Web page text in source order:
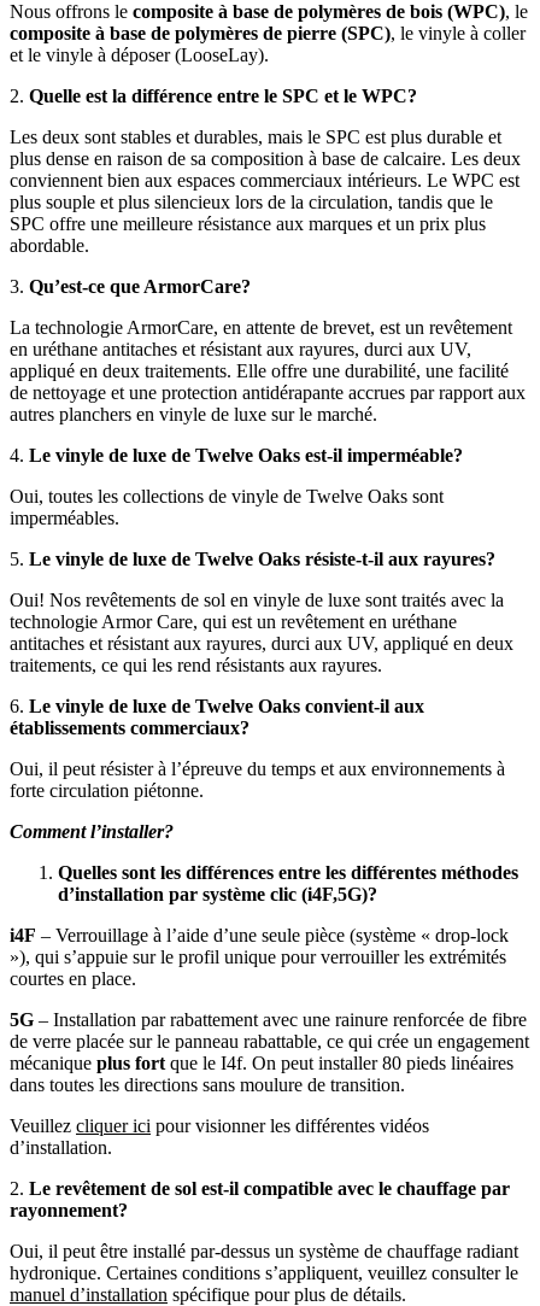
Nous offrons le composite à base de polymères de bois (WPC), le
composite à base de polymères de pierre (SPC), le vinyle à coller
et le vinyle à déposer (LooseLay).
2. Quelle est la différence entre le SPC et le WPC?
Les deux sont stables et durables, mais le SPC est plus durable et
plus dense en raison de sa composition à base de calcaire. Les deux
conviennent bien aux espaces commerciaux intérieurs. Le WPC est
plus souple et plus silencieux lors de la circulation, tandis que le
SPC offre une meilleure résistance aux marques et un prix plus
abordable.
3. Qu’est-ce que ArmorCare?
La technologie ArmorCare, en attente de brevet, est un revêtement
en uréthane antitaches et résistant aux rayures, durci aux UV,
appliqué en deux traitements. Elle offre une durabilité, une facilité
de nettoyage et une protection antidérapante accrues par rapport aux
autres planchers en vinyle de luxe sur le marché.
4. Le vinyle de luxe de Twelve Oaks est-il imperméable?
Oui, toutes les collections de vinyle de Twelve Oaks sont
imperméables.
5. Le vinyle de luxe de Twelve Oaks résiste-t-il aux rayures?
Oui! Nos revêtements de sol en vinyle de luxe sont traités avec la
technologie Armor Care, qui est un revêtement en uréthane
antitaches et résistant aux rayures, durci aux UV, appliqué en deux
traitements, ce qui les rend résistants aux rayures.
6. Le vinyle de luxe de Twelve Oaks convient-il aux
établissements commerciaux?
Oui, il peut résister à l’épreuve du temps et aux environnements à
forte circulation piétonne.
Comment l’installer?
Quelles sont les différences entre les différentes méthodes
d’installation par système clic (i4F,5G)?
i4F – Verrouillage à l’aide d’une seule pièce (système « drop-lock
»), qui s’appuie sur le profil unique pour verrouiller les extrémités
courtes en place.
5G – Installation par rabattement avec une rainure renforcée de fibre
de verre placée sur le panneau rabattable, ce qui crée un engagement
mécanique plus fort que le I4f. On peut installer 80 pieds linéaires
dans toutes les directions sans moulure de transition.
Veuillez cliquer ici pour visionner les différentes vidéos
d’installation.
2. Le revêtement de sol est-il compatible avec le chauffage par
rayonnement?
Oui, il peut être installé par-dessus un système de chauffage radiant
hydronique. Certaines conditions s’appliquent, veuillez consulter le
manuel d’installation spécifique pour plus de détails.